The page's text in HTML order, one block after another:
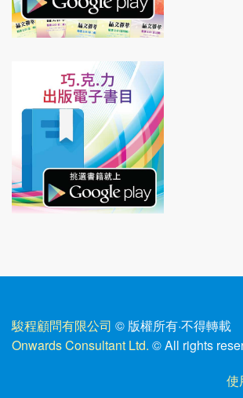
駿程顧問有限公司 © 版權所有·不得轉載
Onwards Consultant Ltd. © All rights
使